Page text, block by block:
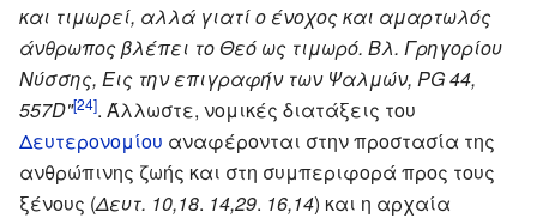
και τιμωρεί, αλλά γιατί ο ένοχος και αμαρτωλός
άνθρωπος βλέπει το Θεό ως τιμωρό. Βλ. Γρηγορίου
Νύσσης, Εις την επιγραφήν των Ψαλμών, PG 44,
557D"[24]. Άλλωστε, νομικές διατάξεις του
Δευτερονομίου αναφέρονται στην προστασία της
ανθρώπινης ζωής και στη συμπεριφορά προς τους
ξένους (Δευτ. 10,18. 14,29. 16,14) και η αρχαία